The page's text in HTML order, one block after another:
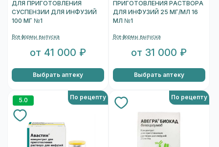
ДЛЯ ПРИГОТОВЛЕНИЯ
СУСПЕНЗИИ ДЛЯ ИНФУЗИЙ
100 МГ №1
Все формы выпуска
от 41 000 ₽
Выбрать аптеку
ПРИГОТОВЛЕНИЯ РАСТВОРА
ДЛЯ ИНФУЗИЙ 25 МГ/МЛ 16
МЛ №1
Все формы выпуска
от 31 000 ₽
Выбрать аптеку
5.0 По рецепту По рецепту